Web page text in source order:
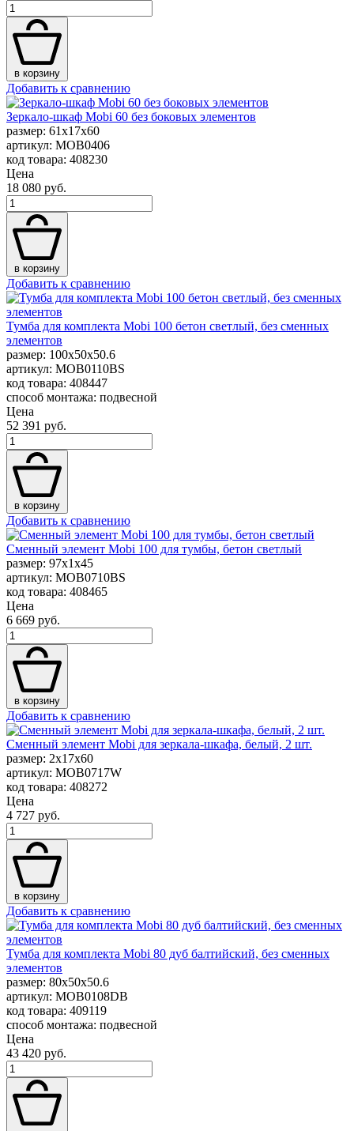
в корзину
Добавить к сравнению
Зеркало-шкаф Mobi 60 без боковых элементов
размер: 61x17x60
артикул: MOB0406
код товара: 408230
Цена
18 080 руб.
в корзину
Добавить к сравнению
Тумба для комплекта Mobi 100 бетон светлый, без сменных
элементов
размер: 100x50x50.6
артикул: MOB0110BS
код товара: 408447
способ монтажа: подвесной
Цена
52 391 руб.
в корзину
Добавить к сравнению
Сменный элемент Mobi 100 для тумбы, бетон светлый
размер: 97x1x45
артикул: MOB0710BS
код товара: 408465
Цена
6 669 руб.
в корзину
Добавить к сравнению
Сменный элемент Mobi для зеркала-шкафа, белый, 2 шт.
размер: 2x17x60
артикул: MOB0717W
код товара: 408272
Цена
4 727 руб.
в корзину
Добавить к сравнению
Тумба для комплекта Mobi 80 дуб балтийский, без сменных
элементов
размер: 80x50x50.6
артикул: MOB0108DB
код товара: 409119
способ монтажа: подвесной
Цена
43 420 руб.